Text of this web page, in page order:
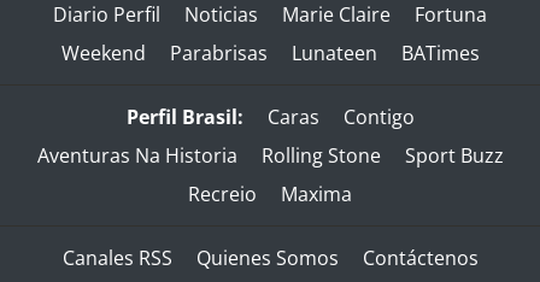
Diario Perfil Noticias Marie Claire
Fortuna
Weekend
Parabrisas Lunateen BATimes
Perfil Brasil: Caras
Contigo
Aventuras Na Historia
Rolling Stone
Sport Buzz
Recreio
Maxima
Canales RSS Quienes Somos
Contáctenos